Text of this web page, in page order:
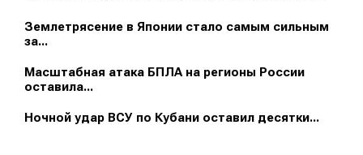
Землетрясение в Японии стало самым сильным
за...
Масштабная атака БПЛА на регионы России
оставила...
Ночной удар ВСУ по Кубани оставил десятки...